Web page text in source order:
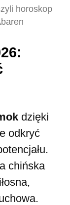
horoskop
dzięki
odkryć
chińska